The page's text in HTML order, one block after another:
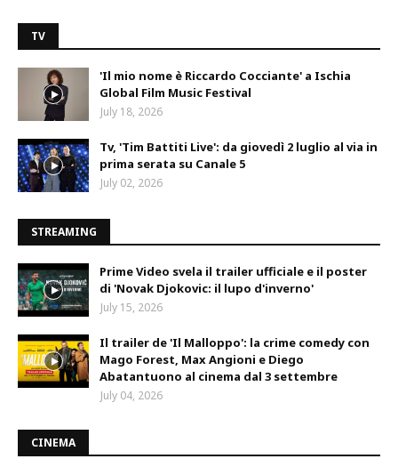
TV
'Il mio nome è Riccardo Cocciante' a Ischia
Global Film Music Festival
July 18, 2026
Tv, 'Tim Battiti Live': da giovedì 2 luglio al via in
prima serata su Canale 5
July 02, 2026
STREAMING
Prime Video svela il trailer ufficiale e il poster
di 'Novak Djokovic: il lupo d'inverno'
July 15, 2026
Il trailer de 'Il Malloppo': la crime comedy con
Mago Forest, Max Angioni e Diego
Abatantuono al cinema dal 3 settembre
July 04, 2026
CINEMA